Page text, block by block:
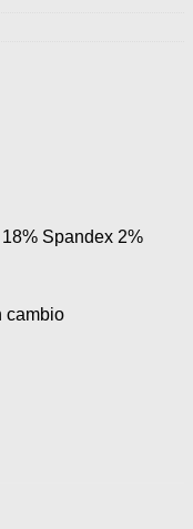
Spandex 2%
cambio